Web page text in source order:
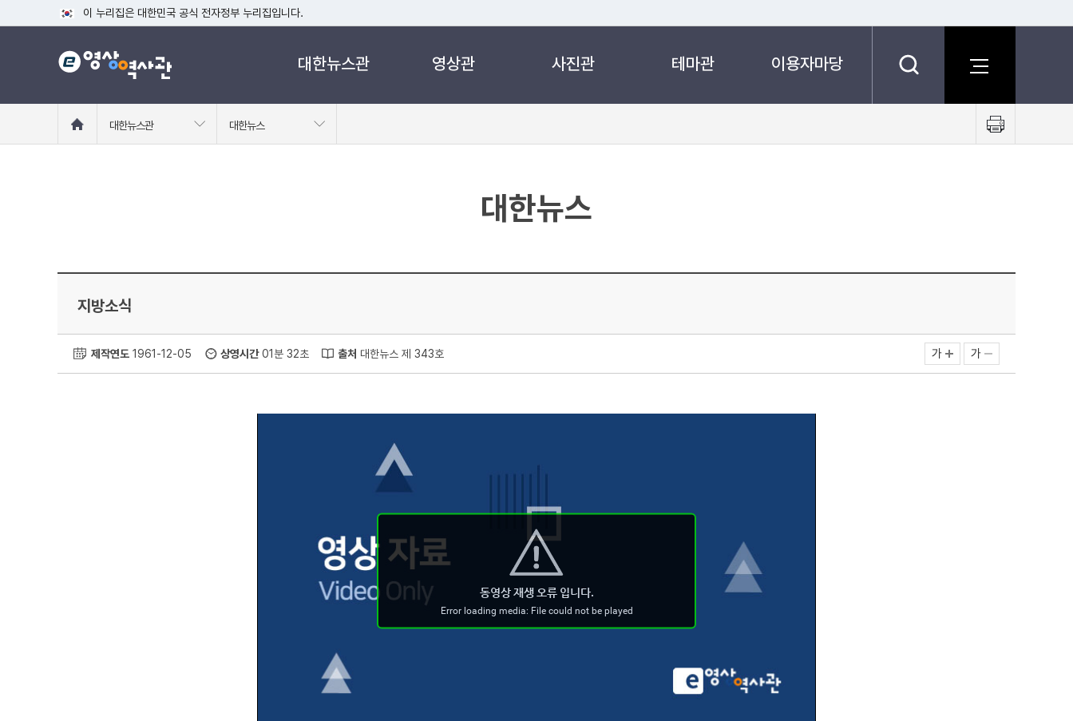
이 누리집은 대한민국 공식 전자정부 누리집입니다.
공식 누리집 주소 확인하기
go.kr 주소를 사용하는 누리집은 대한민국 정부기관이 관리하는 누리집입니다.
대한뉴스관 영상관 사진관 테마관 이용자마당
로
대한뉴스관 대한뉴스
트
대한뉴스
지방소식
제작연도 1961-12-05 상영시간01분 32초 출처 대한뉴스 제 343호 가 가